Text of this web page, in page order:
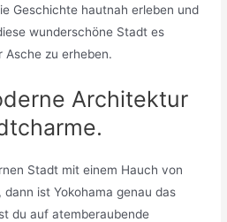
Geschichte hautnah erleben und
wunderschöne Stadt es
zu erheben.
Architektur
Stadt mit einem Hauch von
ist Yokohama genau das
du auf atemberaubende